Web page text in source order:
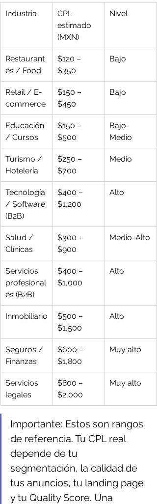
Industria
CPL
estimado
(MXN)
Nivel
Restaurant
es / Food
$120 –
$350
Bajo
Retail / E-
commerce
$150 –
$450
Bajo
Educación
/ Cursos
$150 –
$500
Bajo-
Medio
Turismo /
Hotelería
$250 –
$700
Medio
Tecnología
/ Software
(B2B)
$400 –
$1,200
Alto
Salud /
Clínicas
$300 –
$900
Medio-Alto
Servicios
profesional
es (B2B)
$400 –
$1,000
Alto
Inmobiliario
$500 –
$1,500
Alto
Seguros /
Finanzas
$600 –
$1,800
Muy alto
Servicios
legales
$800 –
$2,000
Muy alto
Importante: Estos son rangos
de referencia. Tu CPL real
depende de tu
segmentación, la calidad de
tus anuncios, tu landing page
y tu Quality Score. Una